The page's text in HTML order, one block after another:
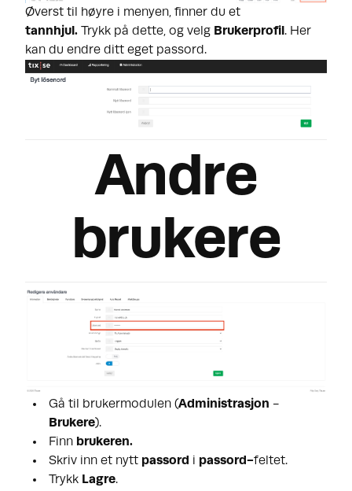
Øverst til høyre i menyen, finner du et
tannhjul. Trykk på dette, og velg Brukerprofil . Her
kan du endre ditt eget passord.
Andre
brukere
Gå til brukermodulen (Administrasjon -
Brukere).
Finn brukeren.
Skriv inn et nytt passord i passord-feltet.
Trykk Lagre.